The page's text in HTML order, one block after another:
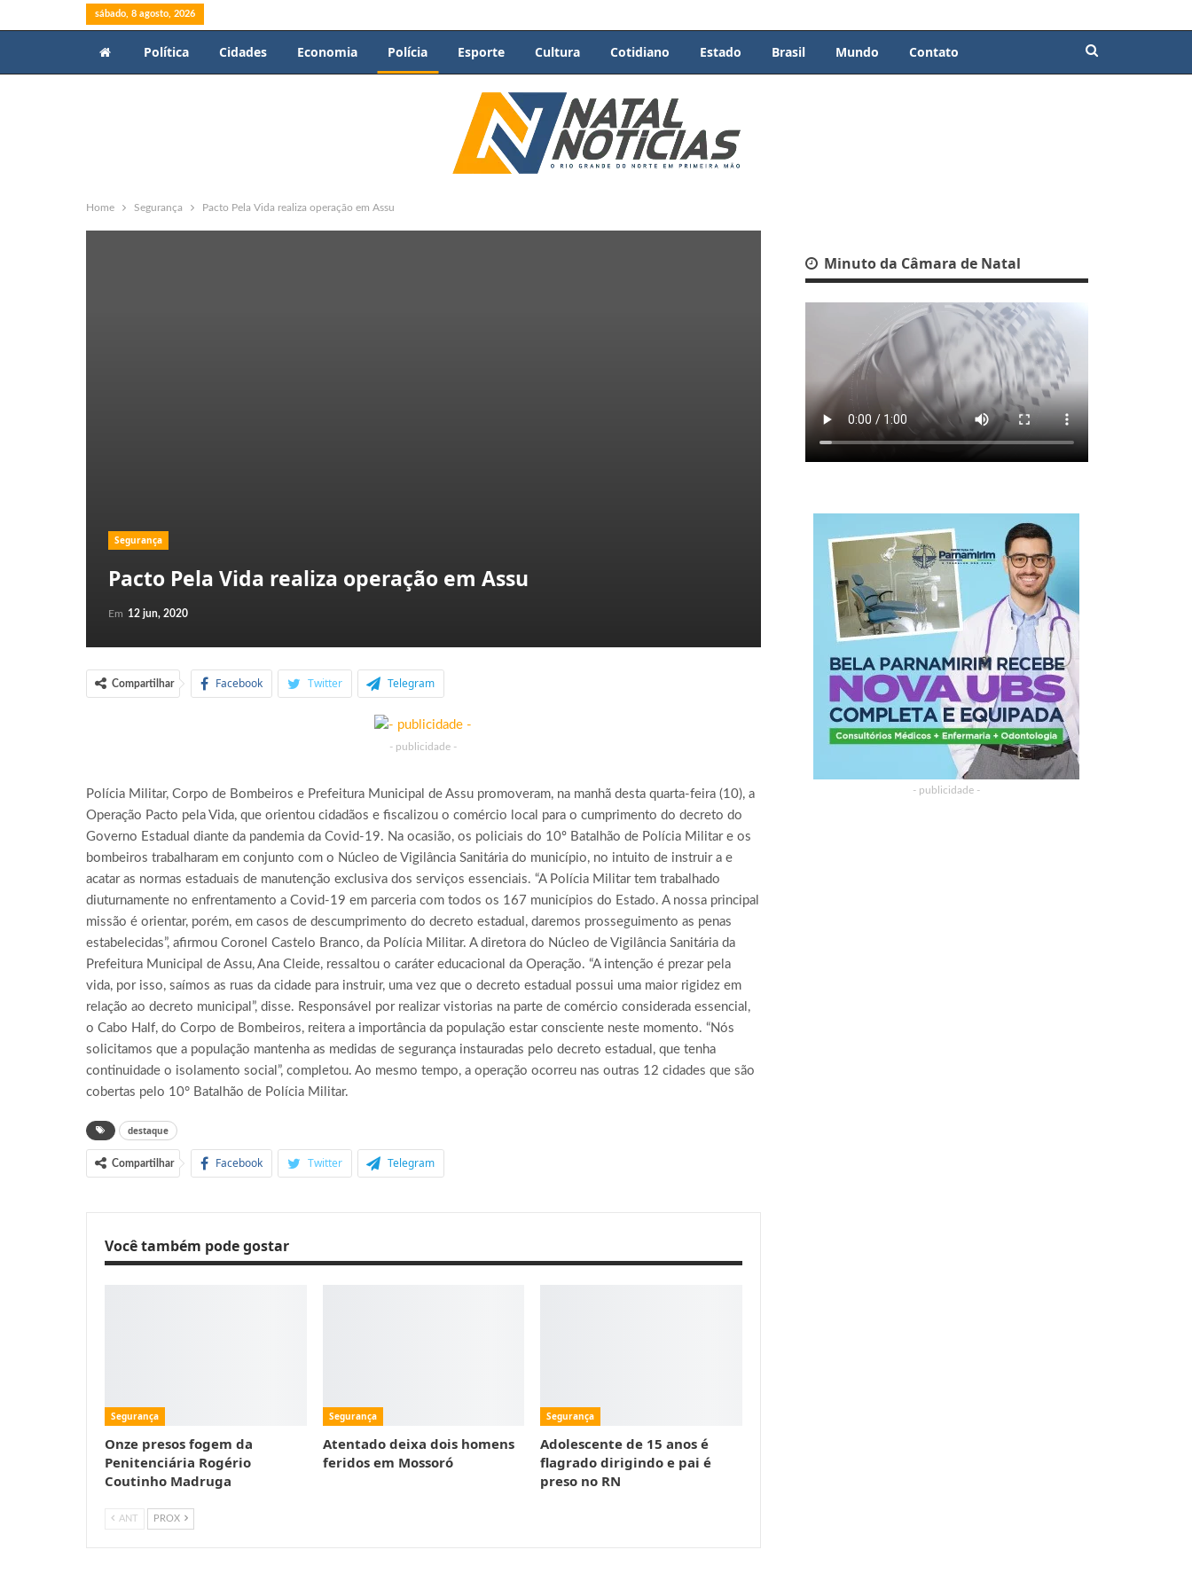
sábado, 8 agosto, 2026
Política Cidades Economia Polícia Esporte Cultura Cotidiano Estado Brasil Mundo Contato
Home Segurança Pacto Pela Vida realiza operação em Assu
Segurança
Pacto Pela Vida realiza operação em Assu
Em 12 jun, 2020
Compartilhar Facebook Twitter Telegram
- publicidade -
Polícia Militar, Corpo de Bombeiros e Prefeitura Municipal de Assu promoveram, na manhã desta quarta-feira (10), a
Operação Pacto pela Vida, que orientou cidadãos e fiscalizou o comércio local para o cumprimento do decreto do
Governo Estadual diante da pandemia da Covid-19. Na ocasião, os policiais do 10º Batalhão de Polícia Militar e os
bombeiros trabalharam em conjunto com o Núcleo de Vigilância Sanitária do município, no intuito de instruir a e
acatar as normas estaduais de manutenção exclusiva dos serviços essenciais. “A Polícia Militar tem trabalhado
diuturnamente no enfrentamento a Covid-19 em parceria com todos os 167 municípios do Estado. A nossa principal
missão é orientar, porém, em casos de descumprimento do decreto estadual, daremos prosseguimento as penas
estabelecidas”, afirmou Coronel Castelo Branco, da Polícia Militar. A diretora do Núcleo de Vigilância Sanitária da
Prefeitura Municipal de Assu, Ana Cleide, ressaltou o caráter educacional da Operação. “A intenção é prezar pela
vida, por isso, saímos as ruas da cidade para instruir, uma vez que o decreto estadual possui uma maior rigidez em
relação ao decreto municipal”, disse. Responsável por realizar vistorias na parte de comércio considerada essencial,
o Cabo Half, do Corpo de Bombeiros, reitera a importância da população estar consciente neste momento. “Nós
solicitamos que a população mantenha as medidas de segurança instauradas pelo decreto estadual, que tenha
continuidade o isolamento social”, completou. Ao mesmo tempo, a operação ocorreu nas outras 12 cidades que são
cobertas pelo 10° Batalhão de Polícia Militar.
destaque
Compartilhar Facebook Twitter Telegram
Você também pode gostar
Segurança
Onze presos fogem da
Penitenciária Rogério
Coutinho Madruga
Segurança
Atentado deixa dois homens
feridos em Mossoró
Segurança
Adolescente de 15 anos é
flagrado dirigindo e pai é
preso no RN
ANT PROX
Minuto da Câmara de Natal
- publicidade -